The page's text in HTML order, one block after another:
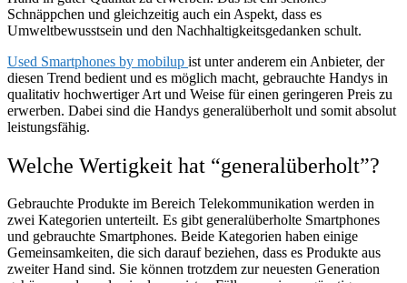
Schnäppchen und gleichzeitig auch ein Aspekt, dass es
Umweltbewusstsein und den Nachhaltigkeitsgedanken schult.
Used Smartphones by mobilup ist unter anderem ein Anbieter, der
diesen Trend bedient und es möglich macht, gebrauchte Handys in
qualitativ hochwertiger Art und Weise für einen geringeren Preis zu
erwerben. Dabei sind die Handys generalüberholt und somit absolut
leistungsfähig.
Welche Wertigkeit hat “generalüberholt”?
Gebrauchte Produkte im Bereich Telekommunikation werden in
zwei Kategorien unterteilt. Es gibt generalüberholte Smartphones
und gebrauchte Smartphones. Beide Kategorien haben einige
Gemeinsamkeiten, die sich darauf beziehen, dass es Produkte aus
zweiter Hand sind. Sie können trotzdem zur neuesten Generation